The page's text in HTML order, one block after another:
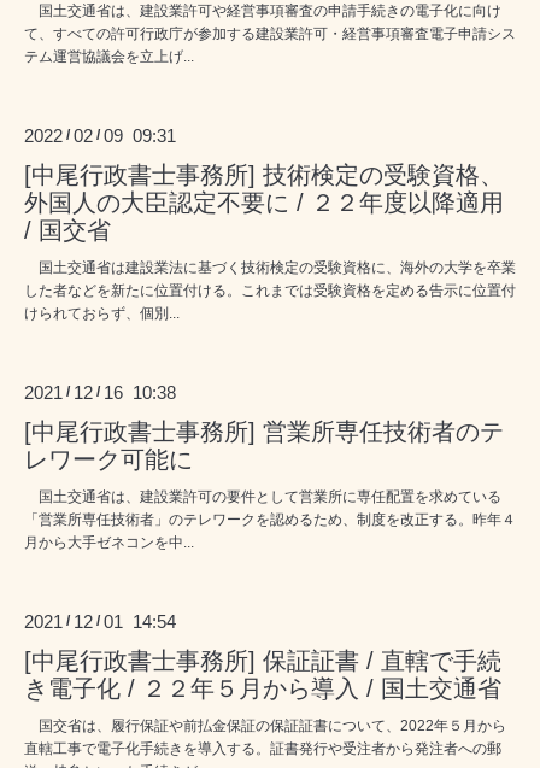
国土交通省は、建設業許可や経営事項審査の申請手続きの電子化に向け
て、すべての許可行政庁が参加する建設業許可・経営事項審査電子申請シス
テム運営協議会を立上げ...
2022 /02 /09 09:31
[中尾行政書士事務所] 技術検定の受験資格、
外国人の大臣認定不要に / ２２年度以降適用
/ 国交省
国土交通省は建設業法に基づく技術検定の受験資格に、海外の大学を卒業
した者などを新たに位置付ける。これまでは受験資格を定める告示に位置付
けられておらず、個別...
2021 / 12 / 16 10:38
[中尾行政書士事務所] 営業所専任技術者のテ
レワーク可能に
国土交通省は、建設業許可の要件として営業所に専任配置を求めている
「営業所専任技術者」のテレワークを認めるため、制度を改正する。昨年４
月から大手ゼネコンを中...
2021 / 12 /01 14:54
[中尾行政書士事務所] 保証証書 / 直轄で手続
き電子化 / ２２年５月から導入 / 国土交通省
国交省は、履行保証や前払金保証の保証証書について、2022年５月から
直轄工事で電子化手続きを導入する。証書発行や受注者から発注者への郵